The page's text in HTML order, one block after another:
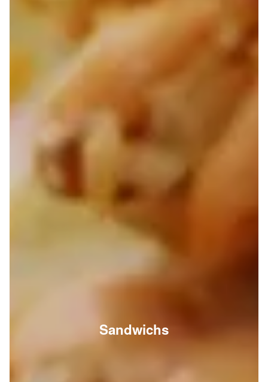
Sandwichs